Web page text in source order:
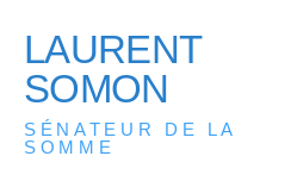
LAURENT
SOMON
SÉNATEUR DE LA
SOMME